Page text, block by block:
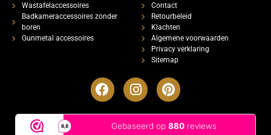
Wastafelaccessoires
Badkameraccessoires zonder
boren
Gunmetal accessoires
Contact
Retourbeleid
Klachten
Algemene voorwaarden
Privacy verklaring
Sitemap